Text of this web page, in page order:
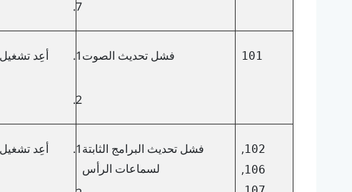
101 فشل تحديث الصوت
أعِد
102
,
106
,
فشل تحديث البرامج الثابتة
لسماعات الرأس
أعِد